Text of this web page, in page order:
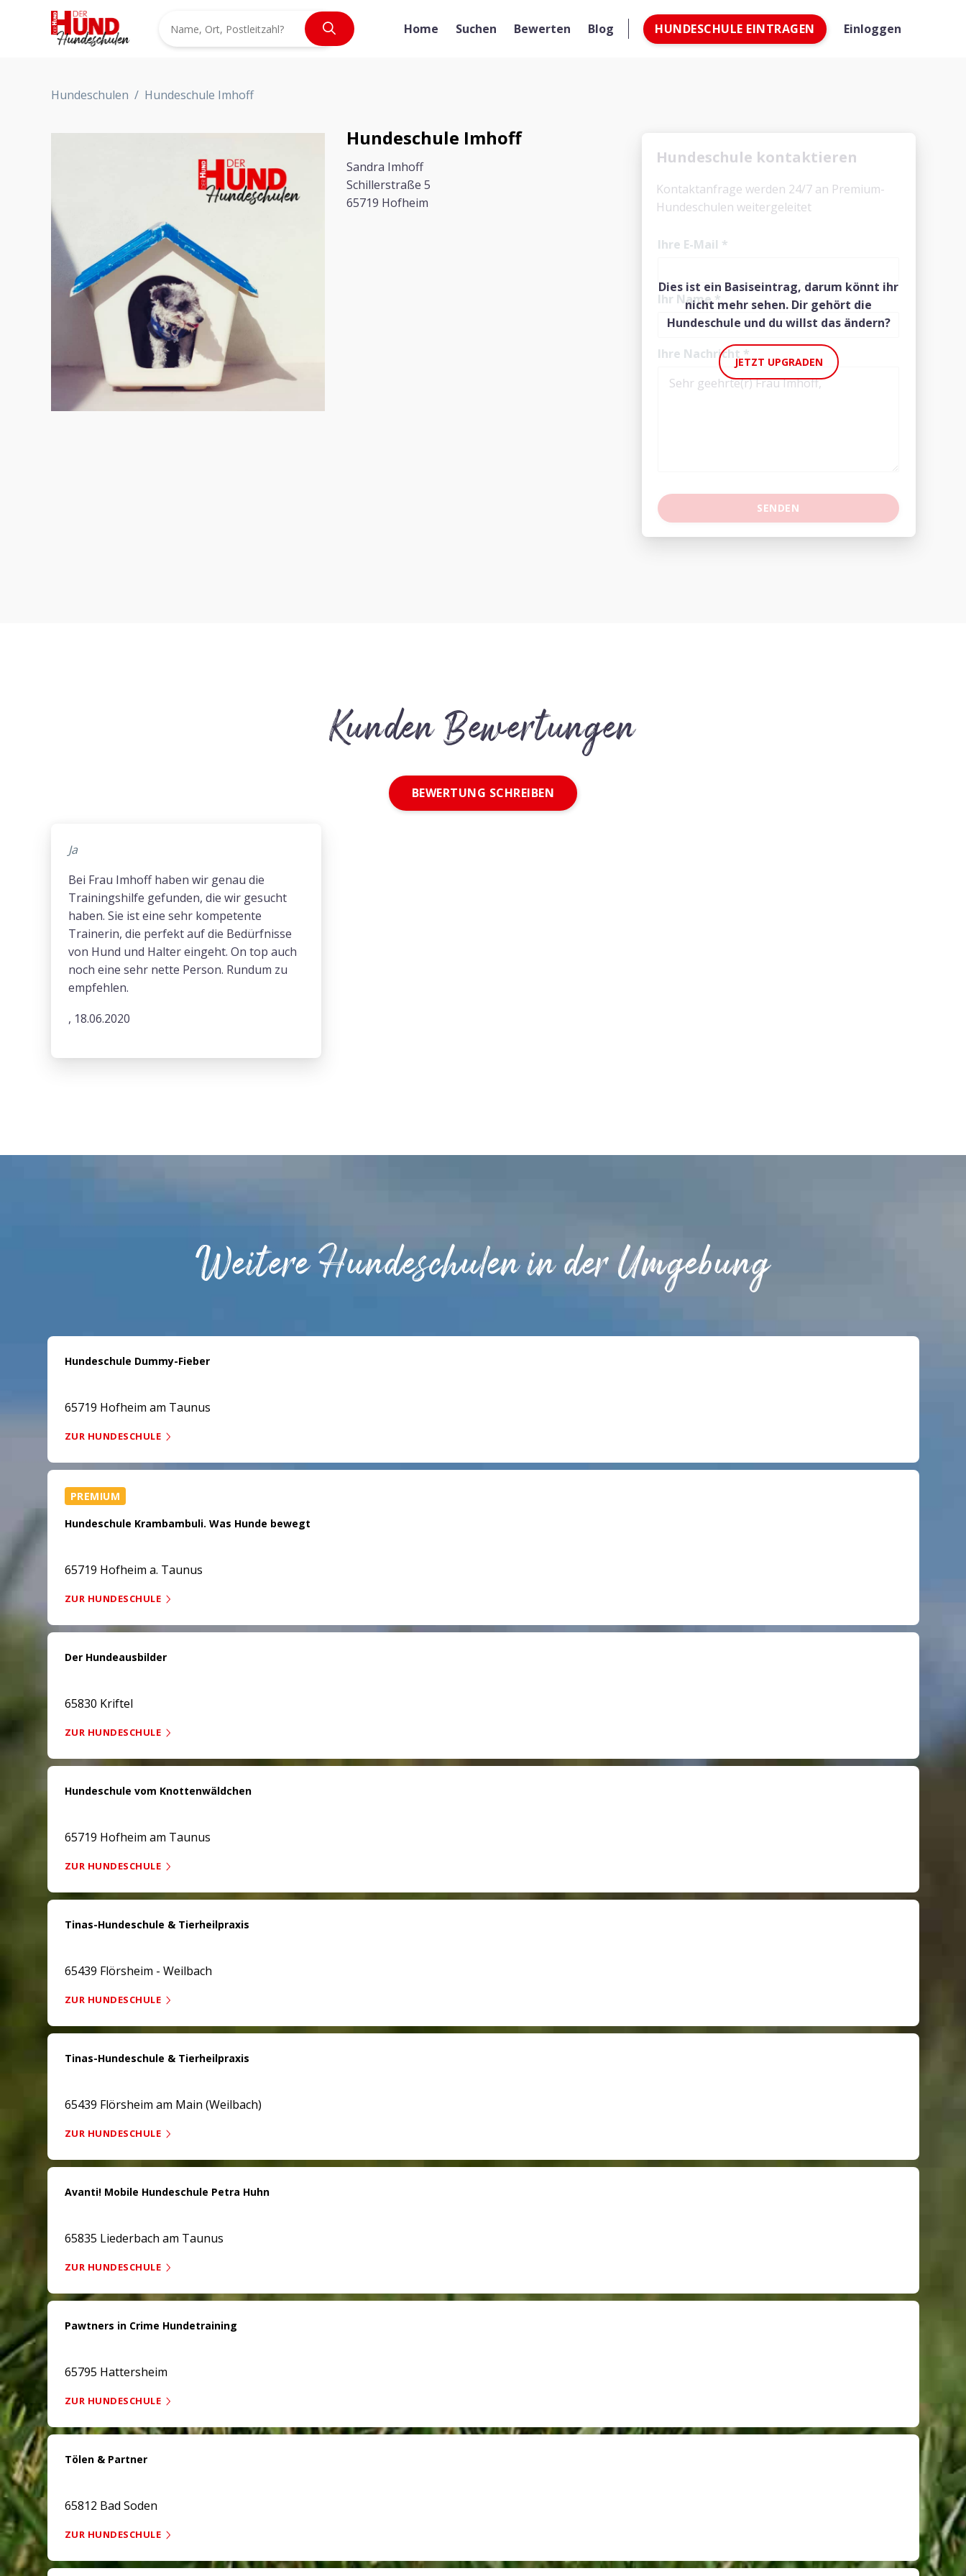
Home Suchen Bewerten Blog HUNDESCHULE EINTRAGEN Einloggen
Hundeschulen / Hundeschule Imhoff
Hundeschule Imhoff
Sandra Imhoff
Schillerstraße 5
65719 Hofheim
Dies ist ein Basiseintrag, darum könnt ihr
nicht mehr sehen. Dir gehört die
Hundeschule und du willst das ändern?
JETZT UPGRADEN
Hundeschule kontaktieren
Kontaktanfrage werden 24/7 an Premium-
Hundeschulen weitergeleitet
Ihre E-Mail *
Ihr Name*
Ihre Nachricht *
Kunden Bewertungen
BEWERTUNG SCHREIBEN
Ja
Bei Frau Imhoff haben wir genau die
Trainingshilfe gefunden, die wir gesucht
haben. Sie ist eine sehr kompetente
Trainerin, die perfekt auf die Bedürfnisse
von Hund und Halter eingeht. On top auch
noch eine sehr nette Person. Rundum zu
empfehlen.
, 18.06.2020
Weitere Hundeschulen in der Umgebung
Hundeschule Dummy-Fieber
65719 Hofheim am Taunus
ZUR HUNDESCHULE
PREMIUM
Hundeschule Krambambuli. Was Hunde bewegt
65719 Hofheim a. Taunus
ZUR HUNDESCHULE
Der Hundeausbilder
65830 Kriftel
ZUR HUNDESCHULE
Hundeschule vom Knottenwäldchen
65719 Hofheim am Taunus
ZUR HUNDESCHULE
Tinas-Hundeschule & Tierheilpraxis
65439 Flörsheim - Weilbach
ZUR HUNDESCHULE
Tinas-Hundeschule & Tierheilpraxis
65439 Flörsheim am Main (Weilbach)
ZUR HUNDESCHULE
Avanti! Mobile Hundeschule Petra Huhn
65835 Liederbach am Taunus
ZUR HUNDESCHULE
Pawtners in Crime Hundetraining
65795 Hattersheim
ZUR HUNDESCHULE
Tölen & Partner
65812 Bad Soden
ZUR HUNDESCHULE